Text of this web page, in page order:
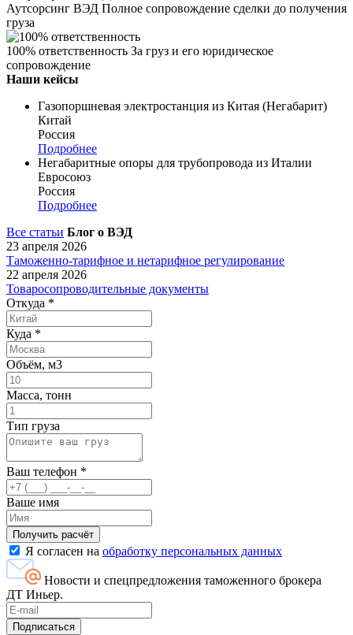
Аутсорсинг ВЭД Полное сопровождение сделки до получения
груза
100% ответственность За груз и его юридическое
сопровождение
Наши кейсы
Газопоршневая электростанция из Китая (Негабарит)
Китай
Россия
Подробнее
Негабаритные опоры для трубопровода из Италии
Евросоюз
Россия
Подробнее
Все статьи Блог о ВЭД
23 апреля 2026
Таможенно-тарифное и нетарифное регулирование
22 апреля 2026
Товаросопроводительные документы
Откуда *
Куда *
Объём, м3
Масса, тонн
Тип груза
Ваш телефон *
Ваше имя
Я согласен на обработку персональных данных
Новости и спецпредложения таможенного брокера
ДТ Иньер.